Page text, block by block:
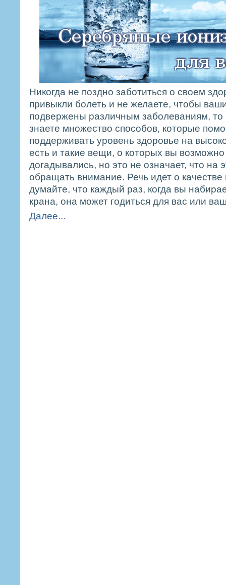
Никогда не поздно заботиться о своем
привыкли болеть и не желаете, чтобы
подвержены различным заболеваниям, то
знаете множество способов, которые
поддерживать уровень здоровье на
есть и такие вещи, о которых вы
догадывались, но это не означает, что на
обращать внимание. Речь идет о
думайте, что каждый раз, когда вы
крана, она может годиться для вас или
Далее...